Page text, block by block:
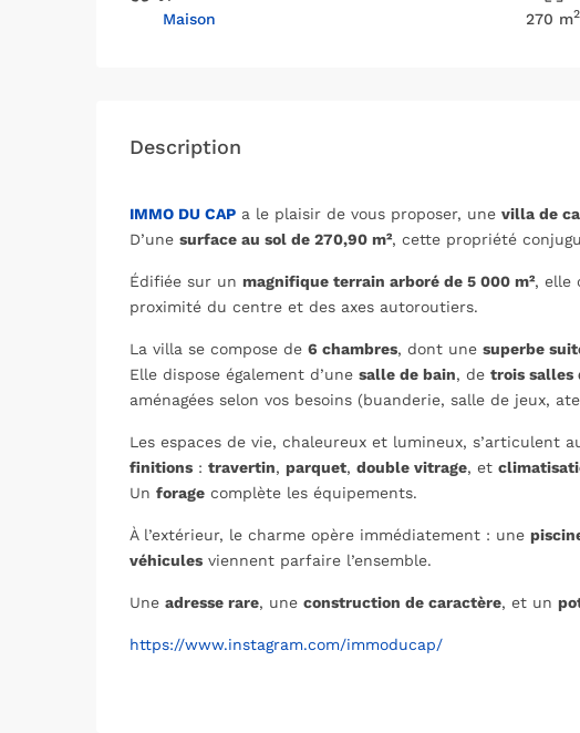
Maison
270 m2
Description
IMMO DU CAP a le plaisir de vous proposer, une villa de
D’une surface au sol de 270,90 m², cette propriété
Édifiée sur un magnifique terrain arboré de 5 000 m², elle
proximité du centre et des axes autoroutiers.
La villa se compose de 6 chambres, dont une superbe
Elle dispose également d’une salle de bain, de trois salles
aménagées selon vos besoins (buanderie, salle de jeux,
Les espaces de vie, chaleureux et lumineux, s’articulent
finitions : travertin, parquet, double vitrage, et
Un forage complète les équipements.
À l’extérieur, le charme opère immédiatement : une
véhicules viennent parfaire l’ensemble.
Une adresse rare, une construction de caractère, et un
https://www.instagram.com/immoducap/